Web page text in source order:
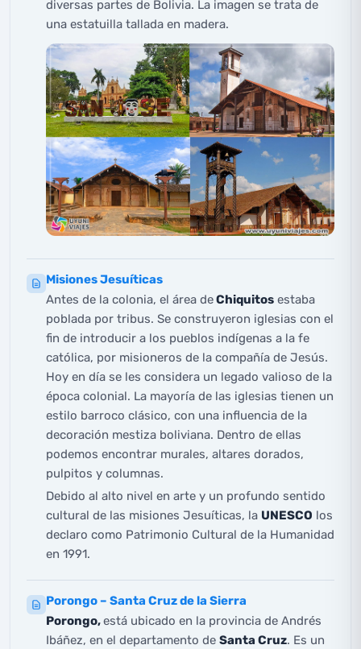
diversas partes de Bolivia. La imagen se trata de
una estatuilla tallada en madera.
Misiones Jesuíticas
Antes de la colonia, el área deChiquitos estaba
poblada por tribus. Se construyeron iglesias con el
fin de introducir a los pueblos indígenas a la fe
católica, por misioneros de la compañía de Jesús.
Hoy en día se les considera un legado valioso de la
época colonial. La mayoría de las iglesias tienen un
estilo barroco clásico, con una influencia de la
decoración mestiza boliviana. Dentro de ellas
podemos encontrar murales, altares dorados,
pulpitos y columnas.
Debido al alto nivel en arte y un profundo sentido
cultural de las misiones Jesuíticas, la UNESCO los
declaro como Patrimonio Cultural de la Humanidad
en 1991.
Porongo – Santa Cruz de la Sierra
Porongo,está ubicado en la provincia de Andrés
Ibáñez, en el departamento de Santa Cruz. Es un